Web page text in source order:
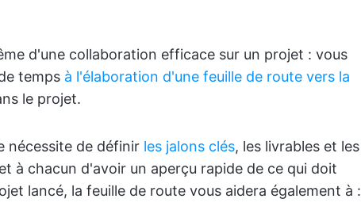
d'une collaboration efficace sur un projet : vous
temps à l'élaboration d'une feuille de route vers la
le projet.
nécessite de définir les jalons clés, les livrables et les
à chacun d'avoir un aperçu rapide de ce qui doit
lancé, la feuille de route vous aidera également à :